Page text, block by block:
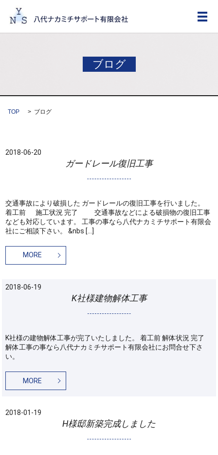
メ
ブログ
TOP ブログ
2018-06-20
ガードレール復旧工事
交通事故により破損した ガードレールの復旧工事を行いました。
着工前 施工状況 完了 交通事故などによる破損物の復旧工事
なども対応しています。 工事の事なら八代ナカミチサポート有限会
社にご相談下さい。 &nbs […]
MORE
2018-06-19
K社様建物解体工事
K社様の建物解体工事が完了いたしました。 着工前 解体状況 完了
解体工事の事なら八代ナカミチサポート有限会社にお問合せ下さ
い。
MORE
2018-01-19
H様邸新築完成しました